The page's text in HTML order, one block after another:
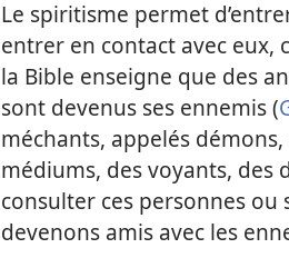
Le spiritisme permet
entrer en contact avec eux,
la Bible enseigne que des
sont devenus ses ennemis (
méchants, appelés
médiums, des voyants, des
consulter ces personnes ou
devenons amis avec les